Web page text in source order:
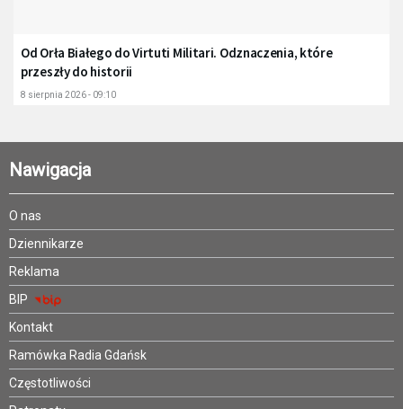
Od Orła Białego do Virtuti Militari. Odznaczenia, które
przeszły do historii
8 sierpnia 2026 - 09:10
Nawigacja
O nas
Dziennikarze
Reklama
BIP
Kontakt
Ramówka Radia Gdańsk
Częstotliwości